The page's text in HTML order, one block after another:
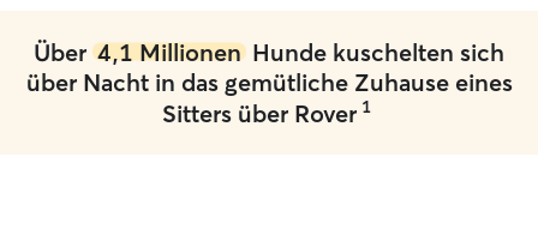
Über 4,1 Millionen Hunde kuschelten sich
über Nacht in das gemütliche Zuhause eines
Sitters über Rover 1